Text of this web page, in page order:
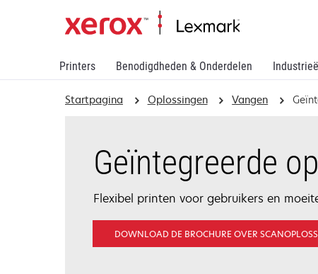
Printers Benodigdheden & Onderdelen
Startpagina Oplossingen Vangen
Geïntegreerde
Flexibel printen voor gebruikers en
DOWNLOAD DE BROCHURE OVER